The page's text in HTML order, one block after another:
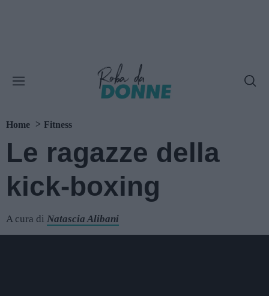
Home Fitness
Le ragazze della
kick-boxing
A cura di Natascia Alibani